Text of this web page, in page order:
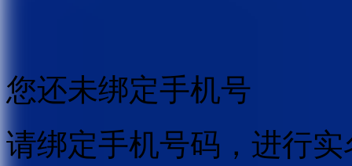
您还未绑定手机号
请绑定手机号码，进行